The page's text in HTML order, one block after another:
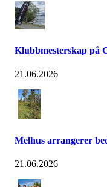
Klubbmesterskap på
21.06.2026
Melhus arrangerer
21.06.2026